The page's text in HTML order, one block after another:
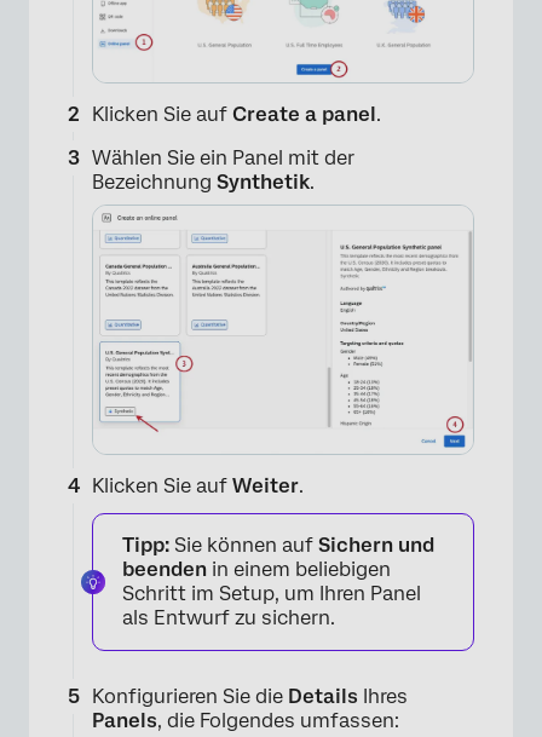
Klicken Sie auf Create a panel.
Wählen Sie ein Panel mit der
Bezeichnung Synthetik.
Klicken Sie auf Weiter.
Tipp: Sie können auf Sichern und
beenden in einem beliebigen
Schritt im Setup, um Ihren Panel
als Entwurf zu sichern.
Konfigurieren Sie die Details Ihres
Panels, die Folgendes umfassen: